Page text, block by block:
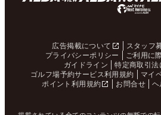
広告掲載について スタッフ
プライバシーポリシー
ご利用に
ガイドライン
特定商取引
ゴルフ場予約サービス利用規約
マイ
ポイント利用規約
お問合せ ヘ